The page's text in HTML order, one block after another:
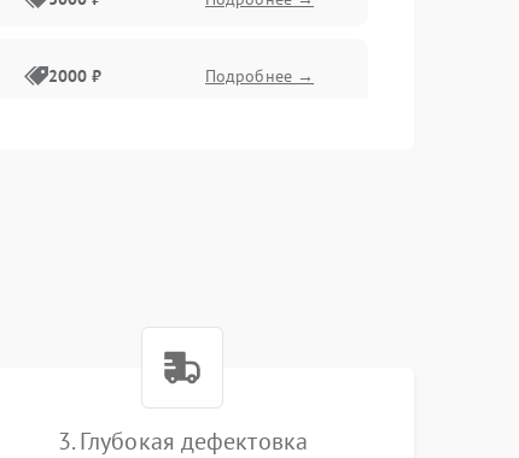
2000 ₽ Подробнее →
3. Глубокая дефектовка